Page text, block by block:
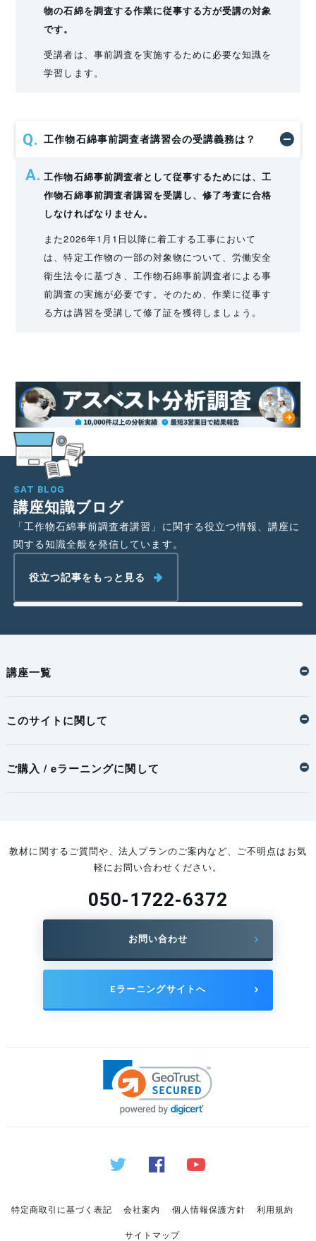
物の石綿を調査する作業に従事する方が受講の対象
です。
受講者は、事前調査を実施するために必要な知識を
学習します。
工作物石綿事前調査者講習会の受講義務は？
工作物石綿事前調査者として従事するためには、工
作物石綿事前調査者講習を受講し、修了考査に合格
しなければなりません。
また2026年1月1日以降に着工する工事において
は、特定工作物の一部の対象物について、労働安全
衛生法令に基づき、工作物石綿事前調査者による事
前調査の実施が必要です。そのため、作業に従事す
る方は講習を受講して修了証を獲得しましょう。
SAT BLOG
講座知識ブログ
「工作物石綿事前調査者講習」に関する役立つ情報、講座に
関する知識全般を発信しています。
役立つ記事をもっと見る
講座一覧
このサイトに関して
ご購入 / eラーニングに関して
教材に関するご質問や、法人プランのご案内など、ご不明点はお気
軽にお問い合わせください。
050-1722-6372
お問い合わせ
Eラーニングサイトへ
特定商取引に基づく表記 会社案内 個人情報保護方針 利用規約
サイトマップ